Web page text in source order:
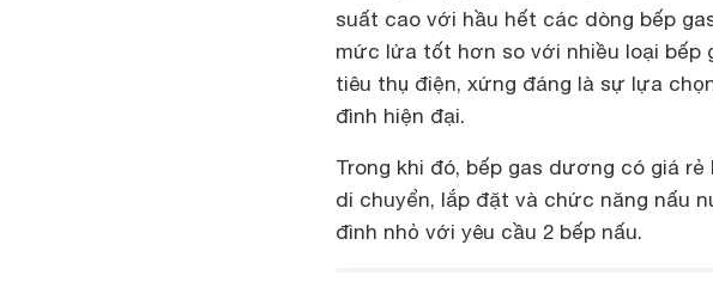
suất cao với hầu hết các dòng bếp
mức lửa tốt hơn so với nhiều loại bếp
tiêu thụ điện, xứng đáng là sự lựa
đình hiện đại.
Trong khi đó, bếp gas dương có giá
di chuyển, lắp đặt và chức năng nấu
đình nhỏ với yêu cầu 2 bếp nấu.